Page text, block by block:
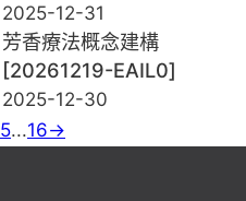
2025-12-31
芳香療法概念建構
[20261219-EAIL0]
2025-12-30
5...16→